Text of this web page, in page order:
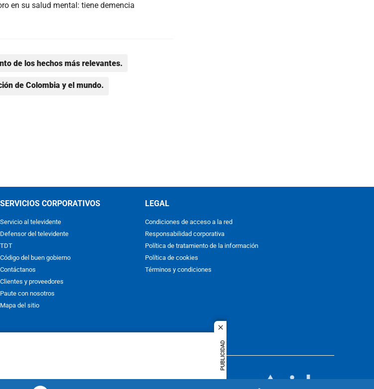
close
PUBLICIDAD
en su salud mental: tiene demencia
de los hechos más relevantes.
de Colombia y el mundo.
SERVICIOS CORPORATIVOS
Servicio al televidente
Defensor del televidente
TDT
Código del buen gobierno
Contáctanos
Clientes y proveedores
Paute con nosotros
Mapa del sitio
LEGAL
Condiciones de acceso a la red
Responsabilidad corporativa
Política de tratamiento de la información
Política de cookies
Términos y condiciones
total o parcial, así como su traducción a cualquier idioma